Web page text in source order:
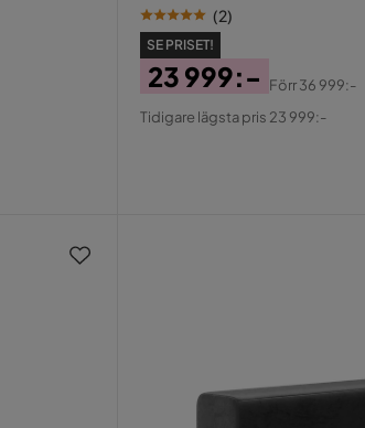
(2)
SE PRISET!
Pris
23 999:-
Original
Förr36 999:-
Tidigare lägsta pris 23 999:-